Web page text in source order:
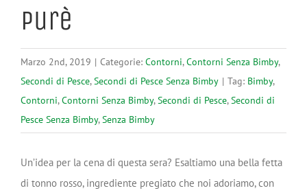
Purè
Marzo 2nd, 2019 | Categorie: Contorni,Contorni Senza Bimby,
Secondi di Pesce,Secondi di Pesce Senza Bimby | Tag: Bimby,
Contorni,Contorni Senza Bimby,Secondi di Pesce,Secondi di
Pesce Senza Bimby,Senza Bimby
Un’idea per la cena di questa sera? Esaltiamo una bella fetta
di tonno rosso, ingrediente pregiato che noi adoriamo, con